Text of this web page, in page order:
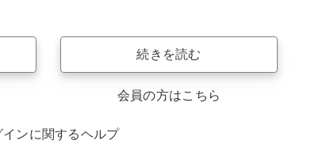
続きを読む
会員の方はこちら
インに関するヘルプ